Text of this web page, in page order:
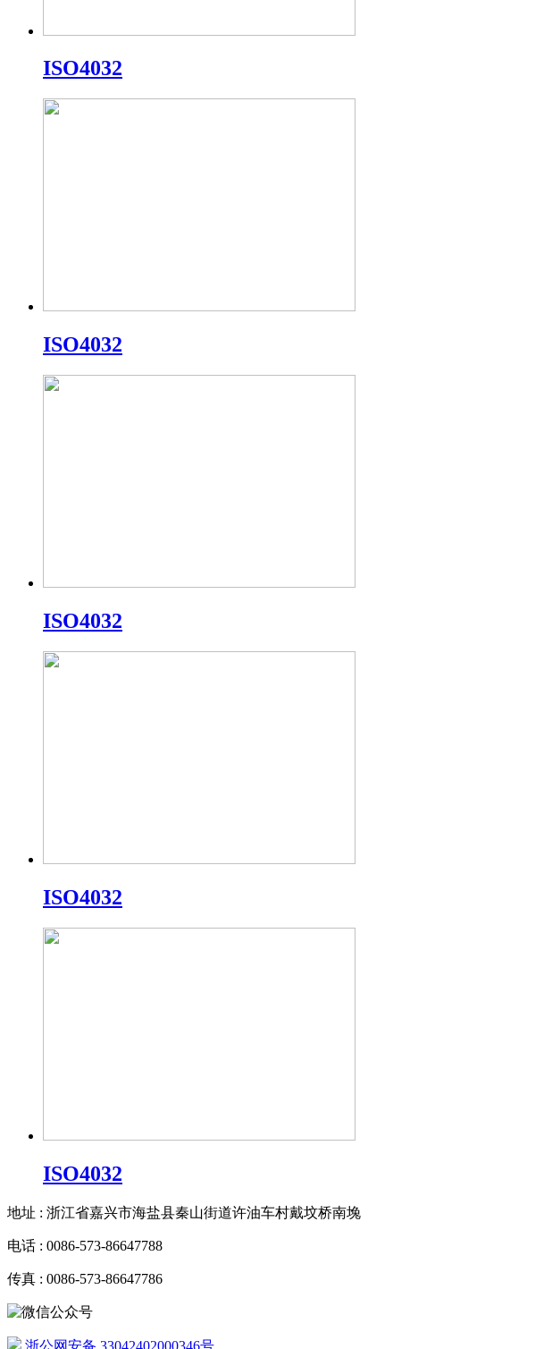
ISO4032
ISO4032
ISO4032
ISO4032
ISO4032
地址 : 浙江省嘉兴市海盐县秦山街道许油车村戴坟桥南堍
电话 : 0086-573-86647788
传真 : 0086-573-86647786
浙公网安备 33042402000346号